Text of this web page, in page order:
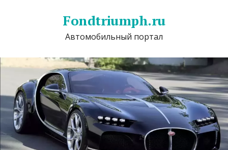
Fondtriumph.ru
Автомобильный портал